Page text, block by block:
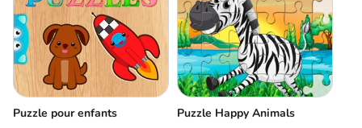
Puzzle pour enfants Puzzle Happy Animals